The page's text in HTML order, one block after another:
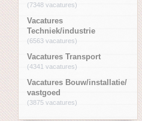
(7348 vacatures)
Vacatures
Techniek/industrie
(6563 vacatures)
Vacatures Transport
(4341 vacatures)
Vacatures Bouw/installatie/
vastgoed
(3875 vacatures)